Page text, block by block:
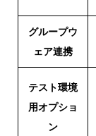
グループウ
ェア連携
テスト環境
用オプショ
ン